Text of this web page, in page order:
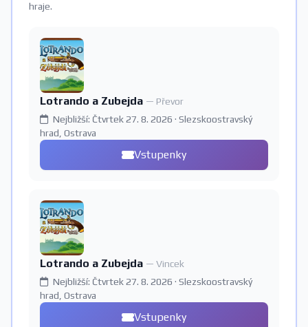
hraje.
Lotrando a Zubejda — Převor
Nejbližší: Čtvrtek 27. 8. 2026 · Slezskoostravský
hrad, Ostrava
Vstupenky
Lotrando a Zubejda — Vincek
Nejbližší: Čtvrtek 27. 8. 2026 · Slezskoostravský
hrad, Ostrava
Vstupenky